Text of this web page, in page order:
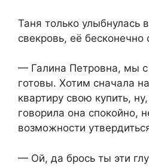
Таня только улыбнулась
свекровь, её бесконечно
— Галина Петровна, мы
готовы. Хотим сначала
квартиру свою купить,
говорила она спокойно,
возможности
— Ой, да брось ты эти